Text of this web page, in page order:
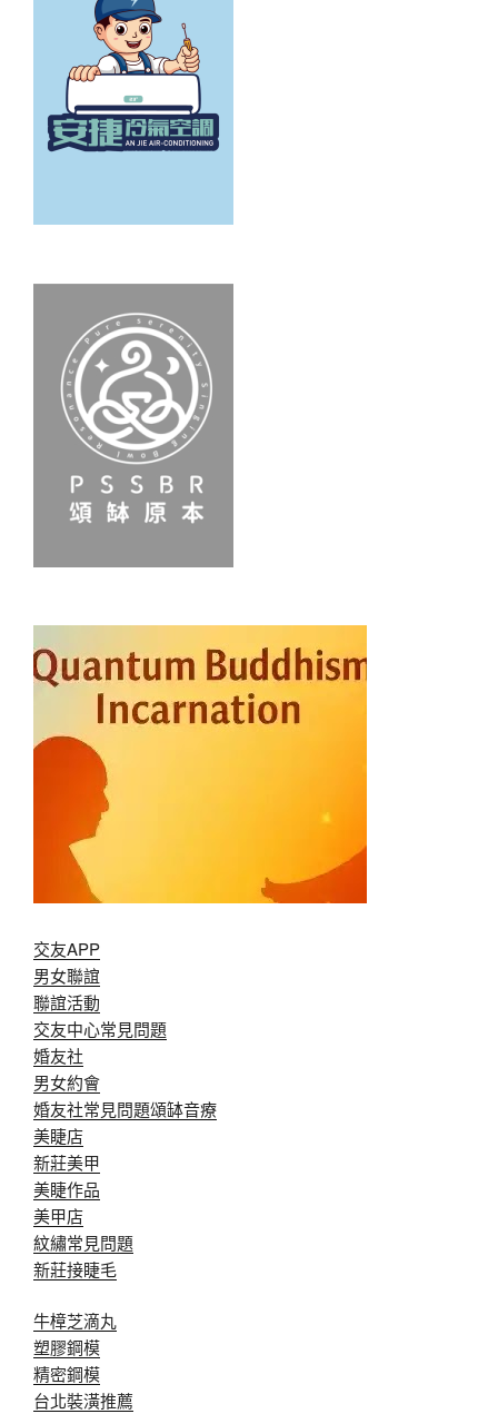
交友APP
男女聯誼
聯誼活動
交友中心常見問題
婚友社
男女約會
婚友社常見問題頌缽音療
美睫店
新莊美甲
美睫作品
美甲店
紋繡常見問題
新莊接睫毛
牛樟芝滴丸
塑膠鋼模
精密鋼模
台北裝潢推薦